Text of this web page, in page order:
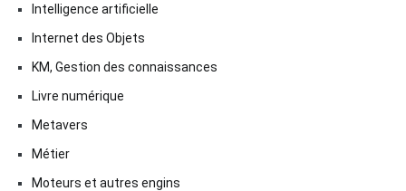
Intelligence artificielle
Internet des Objets
KM, Gestion des connaissances
Livre numérique
Metavers
Métier
Moteurs et autres engins